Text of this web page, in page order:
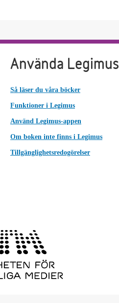
Använda Legimus
Så läser du våra böcker
Funktioner i Legimus
Använd Legimus-appen
Om boken inte finns i Legimus
Tillgänglighetsredogörelser